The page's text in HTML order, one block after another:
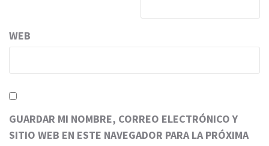
WEB
GUARDAR MI NOMBRE, CORREO ELECTRÓNICO Y
SITIO WEB EN ESTE NAVEGADOR PARA LA PRÓXIMA